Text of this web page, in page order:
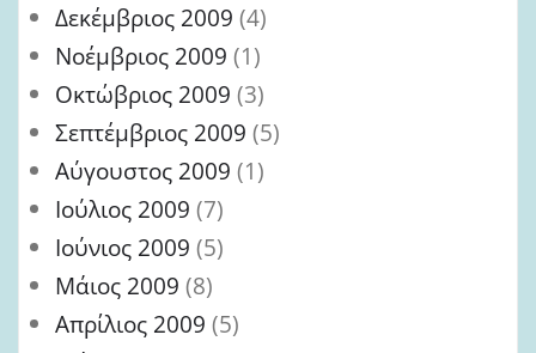
Δεκέμβριος 2009 (4)
Νοέμβριος 2009 (1)
Οκτώβριος 2009 (3)
Σεπτέμβριος 2009 (5)
Αύγουστος 2009 (1)
Ιούλιος 2009 (7)
Ιούνιος 2009 (5)
Μάιος 2009 (8)
Απρίλιος 2009 (5)